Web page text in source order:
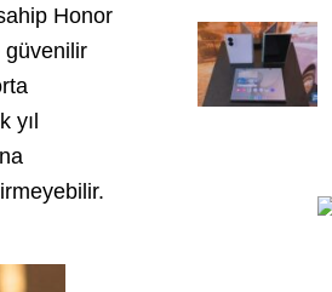
Honor
güvenilir
yıl